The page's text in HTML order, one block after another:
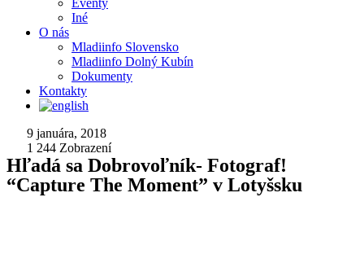
Eventy
Iné
O nás
Mladiinfo Slovensko
Mladiinfo Dolný Kubín
Dokumenty
Kontakty
9 januára, 2018
1 244 Zobrazení
Hľadá sa Dobrovoľník- Fotograf!
“Capture The Moment” v Lotyšsku